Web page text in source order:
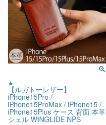
★
【ルガトーレザー】
iPhone15Pro /
iPhone15ProMax / iPhone15 /
iPhone15Plus ケース 背面 本革
シェル WINGLIDE NPS